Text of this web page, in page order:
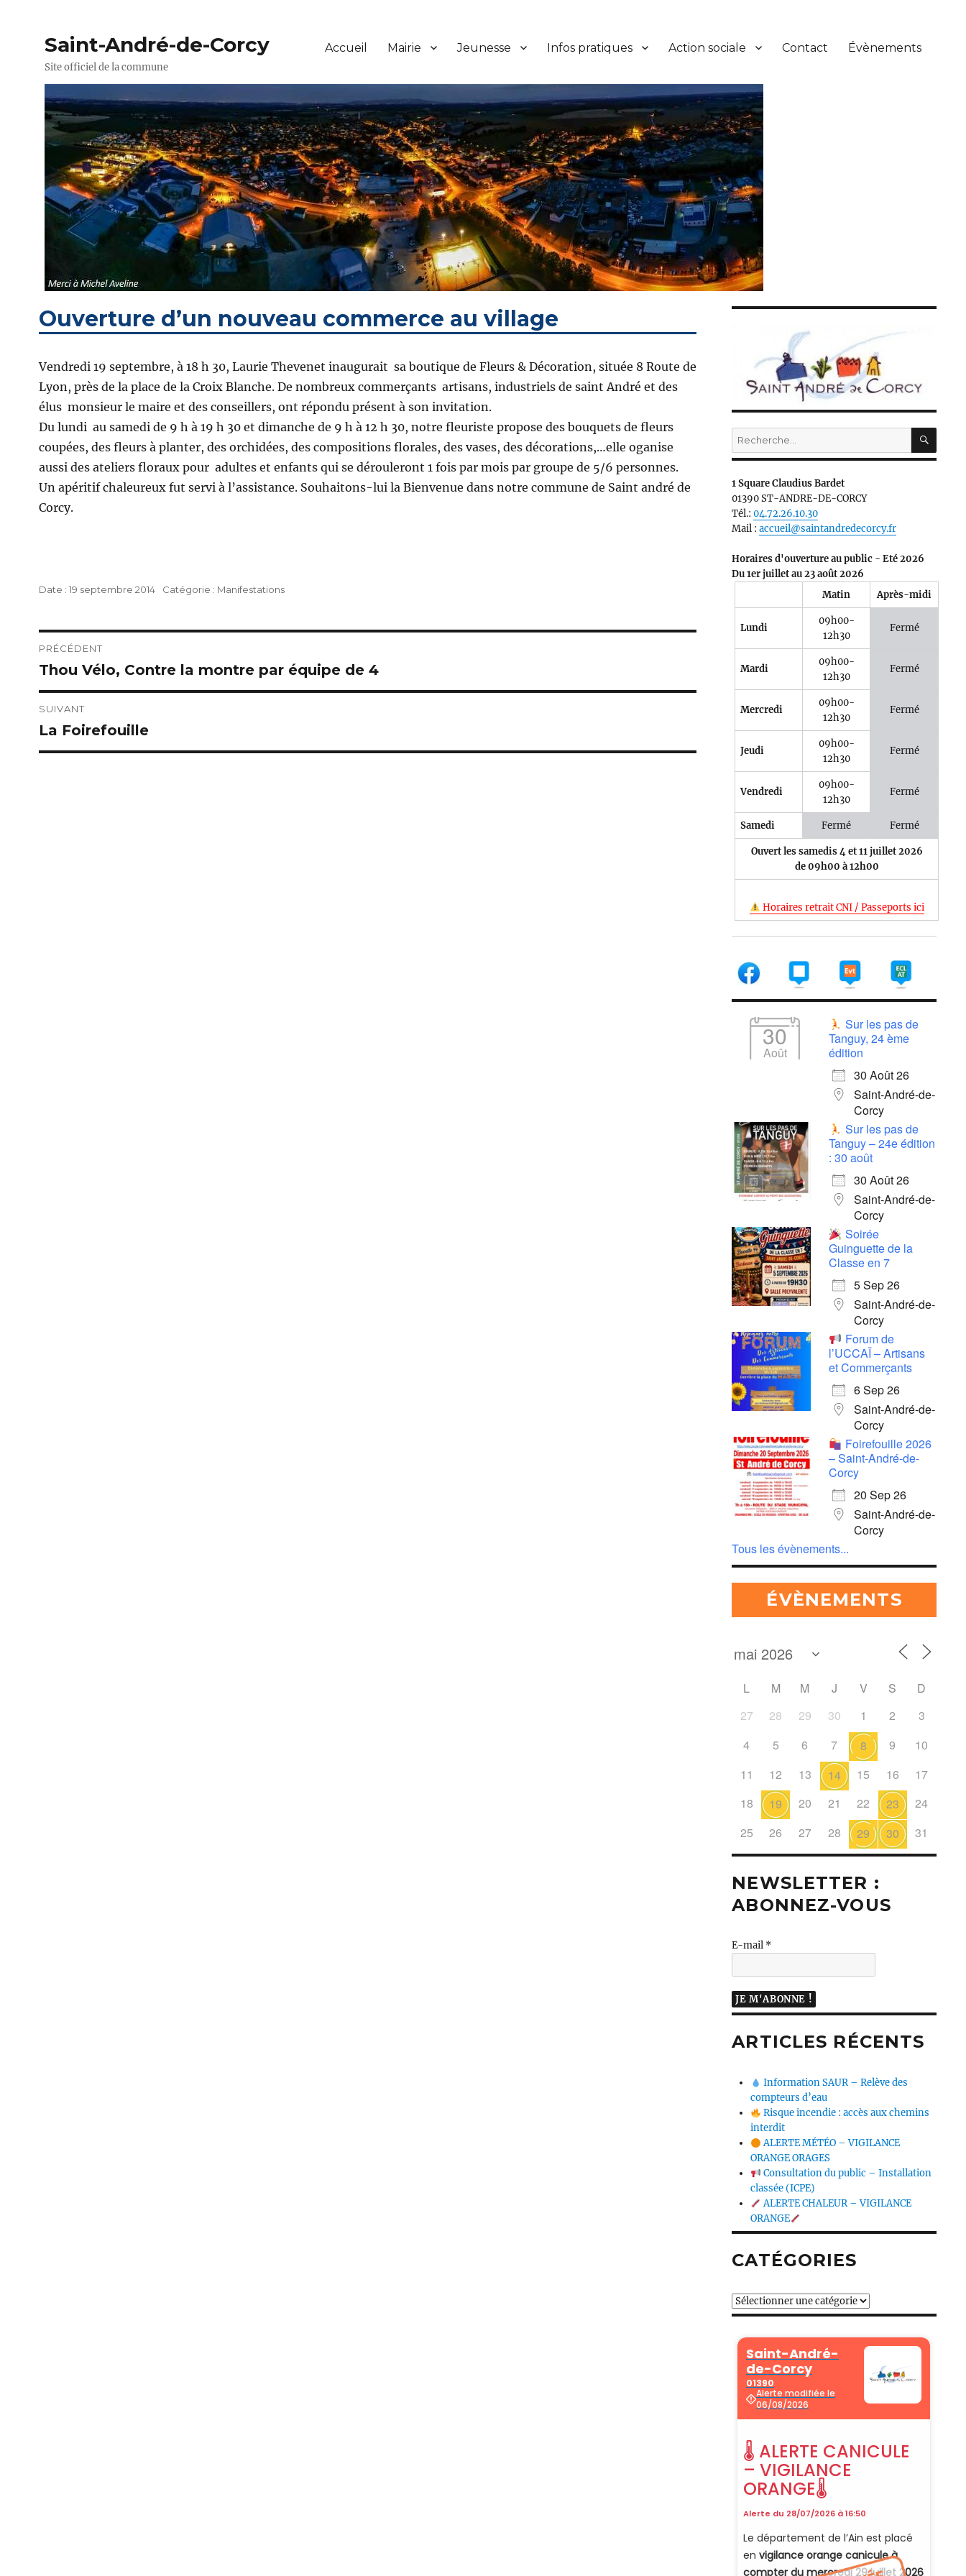
Saint-André-de-Corcy
Site officiel de la commune
Accueil Mairie Jeunesse Infos pratiques Action sociale Contact Évènements
Ouverture d’un nouveau commerce au village
Vendredi 19 septembre, à 18 h 30, Laurie Thevenet inaugurait sa boutique de Fleurs & Décoration, située 8 Route de
Lyon, près de la place de la Croix Blanche. De nombreux commerçants artisans, industriels de saint André et des
élus monsieur le maire et des conseillers, ont répondu présent à son invitation.
Du lundi au samedi de 9 h à 19 h 30 et dimanche de 9 h à 12 h 30, notre fleuriste propose des bouquets de fleurs
coupées, des fleurs à planter, des orchidées, des compositions florales, des vases, des décorations,…elle oganise
aussi des ateliers floraux pour adultes et enfants qui se dérouleront 1 fois par mois par groupe de 5/6 personnes.
Un apéritif chaleureux fut servi à l’assistance. Souhaitons-lui la Bienvenue dans notre commune de Saint andré de
Corcy.
Publié
19 septembre 2014 Catégories
Manifestations
Navigation
de
l’article
PRÉCÉDENT
Publication
précédente :
Thou Vélo, Contre la montre par équipe de 4
SUIVANT
Publication
suivante :
La Foirefouille
Recherche
pour :
1 Square Claudius Bardet
01390 ST-ANDRE-DE-CORCY
Tél.:04.72.26.10.30
Mail :accueil@saintandredecorcy.fr
Horaires d'ouverture au public - Eté 2026
Du 1er juillet au 23 août 2026
Matin
Après-midi
Lundi
09h00-
12h30
Fermé
Mardi
09h00-
12h30
Fermé
Mercredi
09h00-
12h30
Fermé
Jeudi
09h00-
12h30
Fermé
Vendredi
09h00-
12h30
Fermé
Samedi Fermé Fermé
Ouvert les samedis 4 et 11 juillet 2026
de 09h00 à 12h00
Horaires retrait CNI / Passeports ici
30
Août
Sur les pas de
Tanguy, 24 ème
édition
30 Août 26
Saint-André-de-
Corcy
Sur les pas de
Tanguy – 24e édition
: 30 août
30 Août 26
Saint-André-de-
Corcy
Soirée
Guinguette de la
Classe en 7
5 Sep 26
Saint-André-de-
Corcy
Forum de
l’UCCAÏ – Artisans
et Commerçants
6 Sep 26
Saint-André-de-
Corcy
Foirefouille 2026
– Saint-André-de-
Corcy
20 Sep 26
Saint-André-de-
Corcy
Tous les évènements...
ÉVÈNEMENTS
L M M J V S
D
27
28 29 30 1 2
3
4
5 6 7 8 9
10
11
12 13 14 15 16
17
18
19 20 21 22 23
24
25
26 27 28 29 30 31
NEWSLETTER :
ABONNEZ-VOUS
E-mail *
ARTICLES RÉCENTS
Information SAUR – Relève des
compteurs d’eau
Risque incendie : accès aux chemins
interdit
ALERTE MÉTÉO – VIGILANCE
ORANGE ORAGES
Consultation du public – Installation
classée (ICPE)
ALERTE CHALEUR – VIGILANCE
ORANGE
CATÉGORIES
Catégories